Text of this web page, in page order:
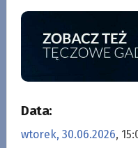
Data:
wtorek, 30.06.2026,